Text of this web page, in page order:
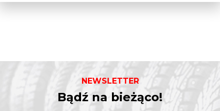
NEWSLETTER
Bądź na bieżąco!